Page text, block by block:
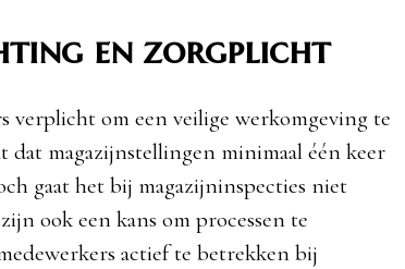
en zorgplicht
verplicht om een veilige werkomgeving te
dat magazijnstellingen minimaal één keer
gaat het bij magazijninspecties niet
ook een kans om processen te
actief te betrekken bij